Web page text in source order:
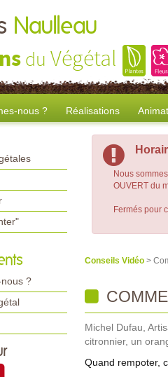
Naulleau
du Végétal
nous ? Réalisations
?
Nous
OUVERT du
Fermés pour
Conseils Vidéo >
Michel Dufau,
citronnier, un
Quand rempoter,